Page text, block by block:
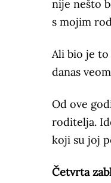
nije nešto
s mojim
Ali bio je to
danas
Od ove
roditelja.
koji su joj
Četvrta